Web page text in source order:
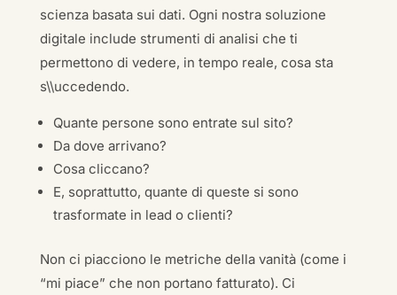
scienza basata sui dati. Ogni nostra soluzione
digitale include strumenti di analisi che ti
permettono di vedere, in tempo reale, cosa sta
s\\uccedendo.
Quante persone sono entrate sul sito?
Da dove arrivano?
Cosa cliccano?
E, soprattutto, quante di queste si sono
trasformate in lead o clienti?
Non ci piacciono le metriche della vanità (come i
“mi piace” che non portano fatturato). Ci